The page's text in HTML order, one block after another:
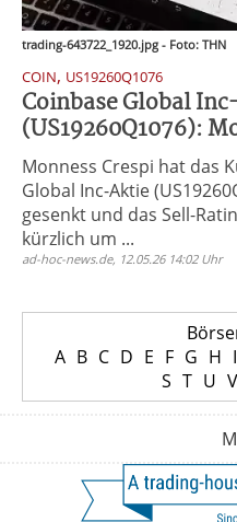
trading-643722_1920.jpg - Foto: THN
COIN, US19260Q1076
Coinbase Global
(US19260Q1076):
Monness Crespi hat das
Global Inc-Aktie
gesenkt und das Sell-
kürzlich um ...
ad-hoc-news.de, 12.05.26 14:02 Uhr
A B C D E F G H I
S T U V